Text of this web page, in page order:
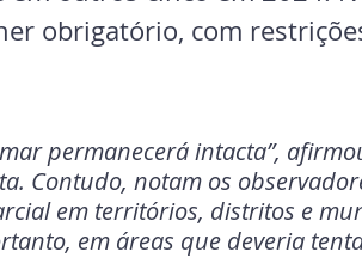
obrigatório, com
permanecerá intacta”,
Contudo, notam os
em territórios, distritos e
em áreas que deveria